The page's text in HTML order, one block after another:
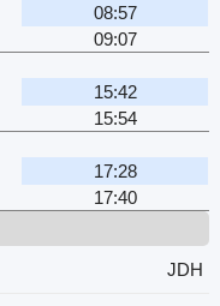
08:57
09:07
15:42
15:54
17:28
17:40
JDH